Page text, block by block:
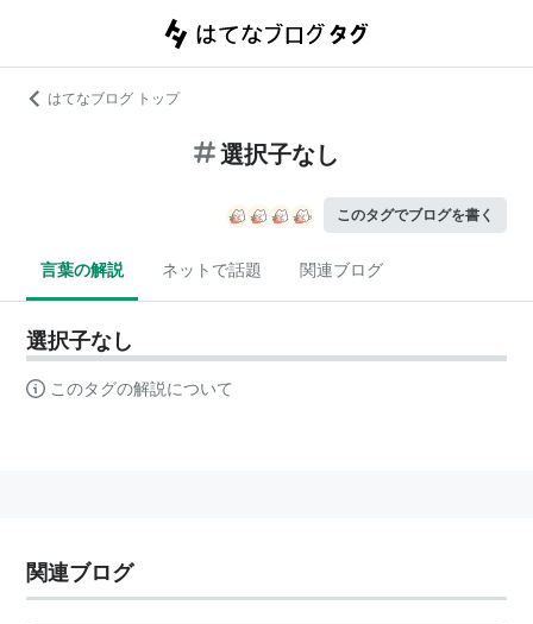
はてなブログ トップ
選択子なし
このタグでブログを書く
言葉の解説 ネットで話題 関連ブログ
選択子なし
このタグの解説について
関連ブログ